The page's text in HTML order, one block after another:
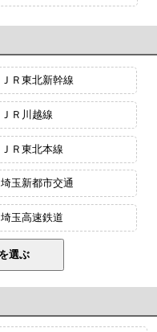
ＪＲ東北新幹線
ＪＲ川越線
ＪＲ東北本線
埼玉新都市交通
埼玉高速鉄道